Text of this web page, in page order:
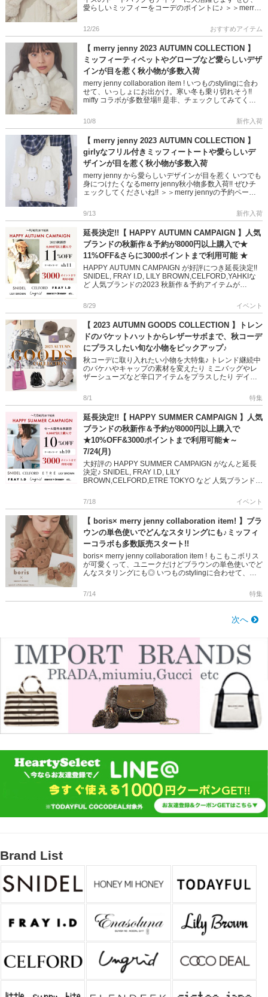
愛らしいミッフィーをコーデのポイントに♪ ＞＞merry
12/26 おすすめアイテム
【 merry jenny 2023 AUTUMN COLLECTION 】
ミッフィーティペットやグローブなど愛らしいデザ
インが目を惹く秋小物が多数入荷
merry jenny collaboration item ! いつものstylingに合わ
せて、いっしょにお出かけ。寒い冬も乗り切れそう!!
miffy コラボが多数登場!! 是非、チェックしてみてくだ
10/8 新作入荷
【 merry jenny 2023 AUTUMN COLLECTION 】
girlyなフリル付きミッフィートートや愛らしいデ
ザインが目を惹く秋小物が多数入荷
merry jenny から愛らしいデザインが目を惹く いつでも
身につけたくなるmerry jenny秋小物多数入荷!! ぜひチ
ェックしてくださいね!! ＞＞merry jennyの予約ページ
9/13 新作入荷
延長決定!!【 HAPPY AUTUMN CAMPAIGN 】人気
ブランドの秋新作＆予約が8000円以上購入で★
11%OFF&さらに3000ポイントまで利用可能 ★
HAPPY AUTUMN CAMPAIGN が好評につき延長決定!!
SNIDEL, FRAY I.D, LILY BROWN,CELFORD,YAHKIな
ど 人気ブランドの2023 秋新作＆予約アイテムが
8/29 イベント
【 2023 AUTUMN GOODS COLLECTION 】トレン
ドのバケットハットからレザーサボまで、秋コーデ
にプラスしたい旬な小物をピックアップ♪
秋コーデに取り入れたい小物を大特集♪ トレンド継続中
のバケハやキャップの素材を変えたり ミニバッグやレ
ザーシューズなど辛口アイテムをプラスしたり デイリ
かり 今から使える […]
8/1 特集
延長決定!!【 HAPPY SUMMER CAMPAIGN 】人気
ブランドの秋新作＆予約が8000円以上購入で
★10%OFF&3000ポイントまで利用可能★～
7/24(月)
大好評の HAPPY SUMMER CAMPAIGN がなんと延長
決定♪ SNIDEL, FRAY I.D, LILY
BROWN,CELFORD,ETRE TOKYO など 人気ブランドの
7/18 イベント
【 boris× merry jenny collaboration item! 】ブラ
ウンの単色使いでどんなスタリングにも♪ミッフィ
ーコラボも多数販売スタート!!
boris× merry jenny collaboration item ! もこもこボリス
が可愛くって、ユニークだけどブラウンの単色使いでど
んなスタリングにも◎ いつものstylingに合わせて、いっ
7/14 特集
次へ
Brand List